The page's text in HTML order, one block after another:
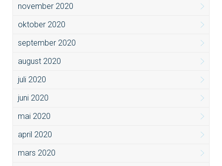
november 2020
oktober 2020
september 2020
august 2020
juli 2020
juni 2020
mai 2020
april 2020
mars 2020